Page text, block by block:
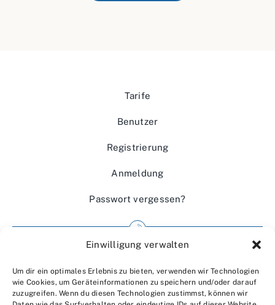
Einwilligung verwalten
Um dir ein optimales Erlebnis zu bieten, verwenden wir Technologien
wie Cookies, um Geräteinformationen zu speichern und/oder darauf
zuzugreifen. Wenn du diesen Technologien zustimmst, können wir
Tarife
Benutzer
Registrierung
Anmeldung
Passwort vergessen?
Wir über uns